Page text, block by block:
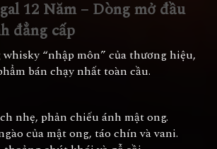
12 Năm – Dòng mở đầu
đẳng cấp
whisky “nhập môn” của thương hiệu,
bán chạy nhất toàn cầu.
nhẹ, phản chiếu ánh mật ong.
của mật ong, táo chín và vani.